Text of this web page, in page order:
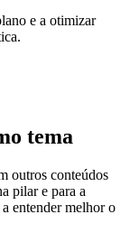
e a otimizar
tema
outros conteúdos
pilar e para a
entender melhor o